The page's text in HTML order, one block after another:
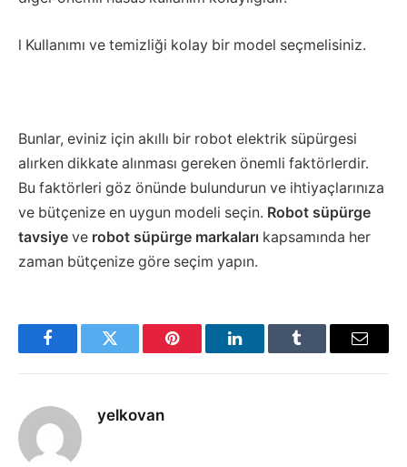
l Kullanımı ve temizliği kolay bir model seçmelisiniz.
Bunlar, eviniz için akıllı bir robot elektrik süpürgesi
alırken dikkate alınması gereken önemli faktörlerdir.
Bu faktörleri göz önünde bulundurun ve ihtiyaçlarınıza
ve bütçenize en uygun modeli seçin. Robot süpürge
tavsiye ve robot süpürge markaları kapsamında her
zaman bütçenize göre seçim yapın.
FacebookTwitter Pinterest LinkedInTumblr Email
yelkovan